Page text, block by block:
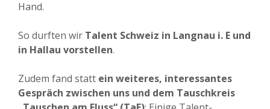
Hand.
So durften wir Talent Schweiz in Langnau i. E und
in Hallau vorstellen.
Zudem fand statt ein weiteres, interessantes
Gespräch zwischen uns und dem Tauschkreis